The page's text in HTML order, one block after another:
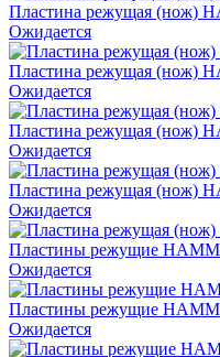
Пластина режущая (нож)
Ожидается
Пластина режущая (нож)
Ожидается
Пластина режущая (нож)
Ожидается
Пластина режущая (нож)
Ожидается
Пластины режущие
Ожидается
Пластины режущие
Ожидается